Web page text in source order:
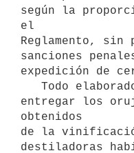
según la
el
Reglamento,
sanciones
expedición de
entregar los
obtenidos
de la
destiladoras